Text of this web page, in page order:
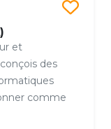
et
des
comme